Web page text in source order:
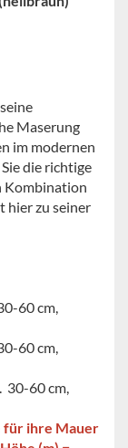
Maserung
im modernen
die richtige
Kombination
hier zu seiner
60 cm,
60 cm,
30-60 cm,
für ihre Mauer